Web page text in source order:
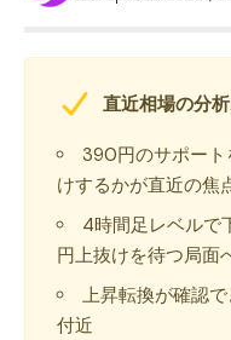
直近相場の分
390円のサポート
けするかが直近の焦
4時間足レベルで
円上抜けを待つ局面
上昇転換が確認
付近